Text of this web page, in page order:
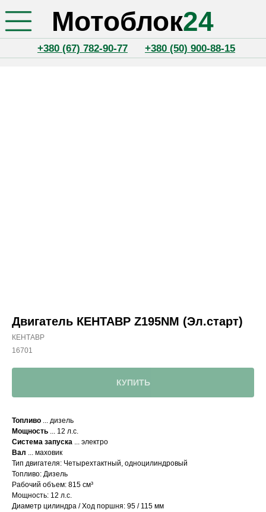
Мотоблок24
Двигатель КЕНТАВР Z195NM (Эл.старт)
КЕНТАВР
16701
КУПИТЬ
Топливо ... дизель
Мощность ... 12 л.с.
Система запуска ... электро
Вал ... маховик
Тип двигателя: Четырехтактный, одноцилиндровый
Топливо: Дизель
Рабочий объем: 815 см³
Мощность: 12 л.с.
Диаметр цилиндра / Ход поршня: 95 / 115 мм